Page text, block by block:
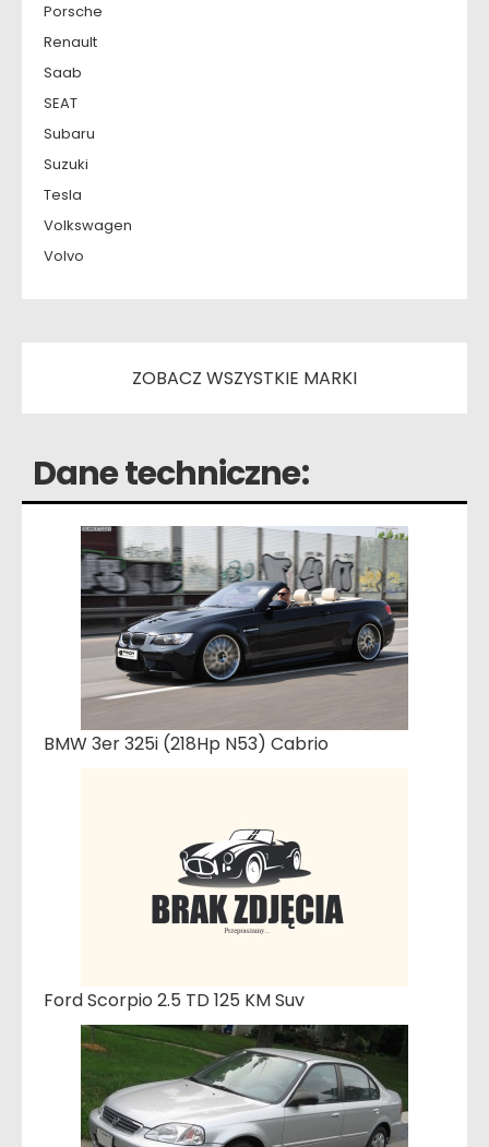
Porsche
Renault
Saab
SEAT
Subaru
Suzuki
Tesla
Volkswagen
Volvo
ZOBACZ WSZYSTKIE MARKI
Dane techniczne:
BMW 3er 325i (218Hp N53) Cabrio
Ford Scorpio 2.5 TD 125 KM Suv